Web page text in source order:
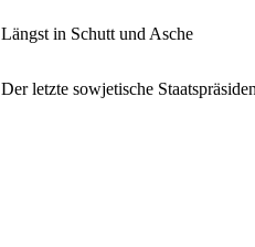
Längst in Schutt und Asche
Der letzte sowjetische